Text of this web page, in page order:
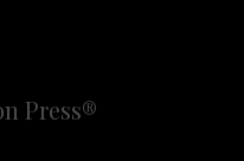
Press®